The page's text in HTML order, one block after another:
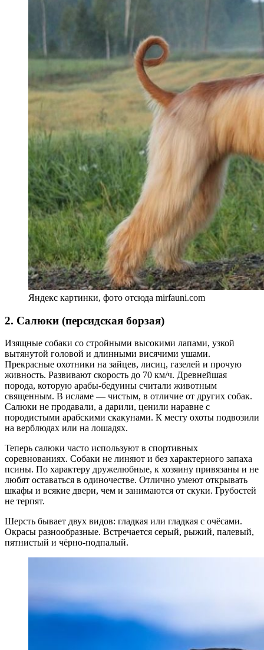
Яндекс картинки, фото отсюда mirfauni.com
2. Салюки (персидская борзая)
Изящные собаки со стройными высокими лапами, узкой
вытянутой головой и длинными висячими ушами.
Прекрасные охотники на зайцев, лисиц, газелей и прочую
живность. Развивают скорость до 70 км/ч. Древнейшая
порода, которую арабы-бедуины считали животным
священным. В исламе — чистым, в отличие от других собак.
Салюки не продавали, а дарили, ценили наравне с
породистыми арабскими скакунами. К месту охоты подвозили
на верблюдах или на лошадях.
Теперь салюки часто используют в спортивных
соревнованиях. Собаки не линяют и без характерного запаха
псины. По характеру дружелюбные, к хозяину привязаны и не
любят оставаться в одиночестве. Отлично умеют открывать
шкафы и всякие двери, чем и занимаются от скуки. Грубостей
не терпят.
Шерсть бывает двух видов: гладкая или гладкая с очёсами.
Окрасы разнообразные. Встречается серый, рыжий, палевый,
пятнистый и чёрно-подпалый.